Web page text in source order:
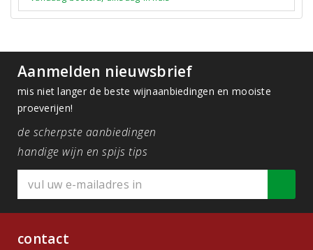
Aanmelden nieuwsbrief
mis niet langer de beste wijnaanbiedingen en mooiste
proeverijen!
de scherpste aanbiedingen
handige wijn en spijs tips
contact